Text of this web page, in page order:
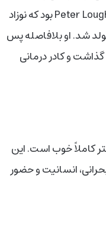
زن باردار به مرکز درمانی Peter Lougheed Centre بود که نوزاد
شد. او بلافاصله پس
گذاشت و کادر درمانی
کاملاً خوب است. این
انسانیت و حضور